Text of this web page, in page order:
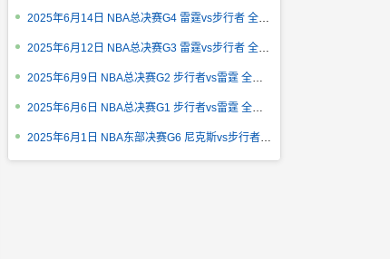
2025年6月14日 NBA总决赛G4 雷霆vs步行者 全场录像回放
2025年6月12日 NBA总决赛G3 雷霆vs步行者 全场录像回放
2025年6月9日 NBA总决赛G2 步行者vs雷霆 全场录像回放
2025年6月6日 NBA总决赛G1 步行者vs雷霆 全场录像回放
2025年6月1日 NBA东部决赛G6 尼克斯vs步行者 全场录像回放